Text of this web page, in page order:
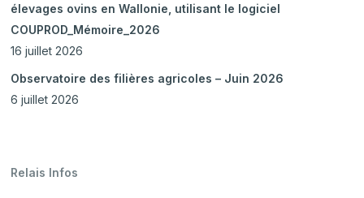
élevages ovins en Wallonie, utilisant le logiciel
COUPROD_Mémoire_2026
16 juillet 2026
Observatoire des filières agricoles – Juin 2026
6 juillet 2026
Relais Infos